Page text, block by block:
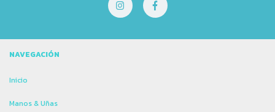
NAVEGACIÓN
Inicio
Manos & Uñas